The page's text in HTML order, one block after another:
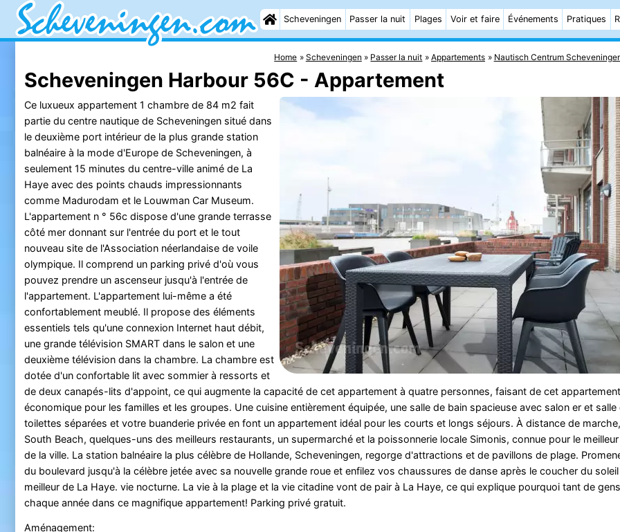
Scheveningen Passer la nuit Plages Voir et faire Événements Pratiques
Home Scheveningen Passer la nuit Appartements Nautisch Centrum
Scheveningen Harbour 56C - Appartement
Ce luxueux appartement 1 chambre de 84 m2 fait
partie du centre nautique de Scheveningen situé dans
le deuxième port intérieur de la plus grande station
balnéaire à la mode d'Europe de Scheveningen, à
seulement 15 minutes du centre-ville animé de La
Haye avec des points chauds impressionnants
comme Madurodam et le Louwman Car Museum.
L'appartement n ° 56c dispose d'une grande terrasse
côté mer donnant sur l'entrée du port et le tout
nouveau site de l'Association néerlandaise de voile
olympique. Il comprend un parking privé d'où vous
pouvez prendre un ascenseur jusqu'à l'entrée de
l'appartement. L'appartement lui-même a été
confortablement meublé. Il propose des éléments
essentiels tels qu'une connexion Internet haut débit,
une grande télévision SMART dans le salon et une
deuxième télévision dans la chambre. La chambre est
dotée d'un confortable lit avec sommier à ressorts et
de deux canapés-lits d'appoint, ce qui augmente la capacité de cet appartement à quatre personnes, faisant de cet
économique pour les familles et les groupes. Une cuisine entièrement équipée, une salle de bain spacieuse avec salon er et salle
toilettes séparées et votre buanderie privée en font un appartement idéal pour les courts et longs séjours. À distance de
South Beach, quelques-uns des meilleurs restaurants, un supermarché et la poissonnerie locale Simonis, connue pour le
de la ville. La station balnéaire la plus célèbre de Hollande, Scheveningen, regorge d'attractions et de pavillons de plage.
du boulevard jusqu'à la célèbre jetée avec sa nouvelle grande roue et enfilez vos chaussures de danse après le coucher du
meilleur de La Haye. vie nocturne. La vie à la plage et la vie citadine vont de pair à La Haye, ce qui explique pourquoi tant de
chaque année dans ce magnifique appartement! Parking privé gratuit.
Aménagement: